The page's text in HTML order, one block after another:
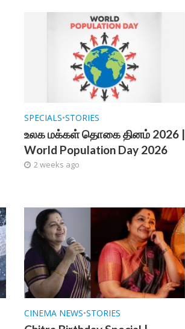
SPECIALS•STORIES
உலக மக்கள் தொகை தினம் 2026 |
World Population Day 2026
2 weeks ago
CINEMA NEWS•STORIES